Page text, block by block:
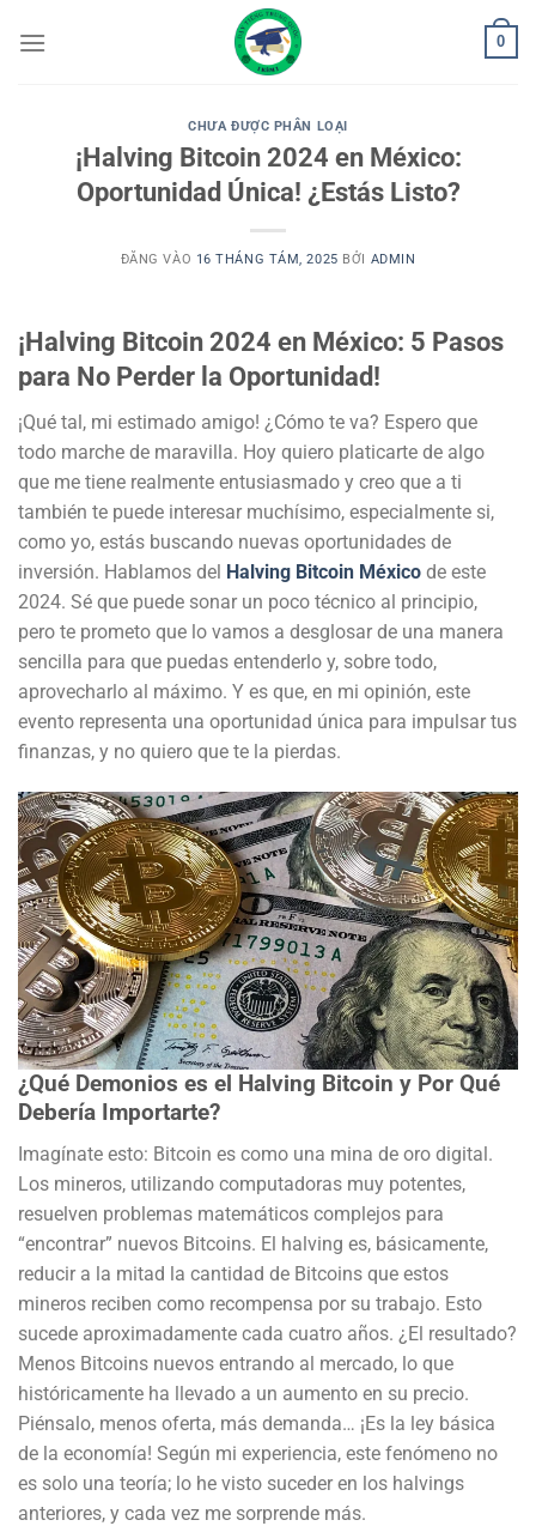
qua
0
CHƯA ĐƯỢC PHÂN LOẠI
¡Halving Bitcoin 2024 en México:
Oportunidad Única! ¿Estás Listo?
ĐĂNG VÀO 16 THÁNG TÁM, 2025 BỞI ADMIN
¡Halving Bitcoin 2024 en México: 5 Pasos
para No Perder la Oportunidad!
¡Qué tal, mi estimado amigo! ¿Cómo te va? Espero que
todo marche de maravilla. Hoy quiero platicarte de algo
que me tiene realmente entusiasmado y creo que a ti
también te puede interesar muchísimo, especialmente si,
como yo, estás buscando nuevas oportunidades de
inversión. Hablamos del Halving Bitcoin México de este
2024. Sé que puede sonar un poco técnico al principio,
pero te prometo que lo vamos a desglosar de una manera
sencilla para que puedas entenderlo y, sobre todo,
aprovecharlo al máximo. Y es que, en mi opinión, este
evento representa una oportunidad única para impulsar tus
finanzas, y no quiero que te la pierdas.
¿Qué Demonios es el Halving Bitcoin y Por Qué
Debería Importarte?
Imagínate esto: Bitcoin es como una mina de oro digital.
Los mineros, utilizando computadoras muy potentes,
resuelven problemas matemáticos complejos para
“encontrar” nuevos Bitcoins. El halving es, básicamente,
reducir a la mitad la cantidad de Bitcoins que estos
mineros reciben como recompensa por su trabajo. Esto
sucede aproximadamente cada cuatro años. ¿El resultado?
Menos Bitcoins nuevos entrando al mercado, lo que
históricamente ha llevado a un aumento en su precio.
Piénsalo, menos oferta, más demanda… ¡Es la ley básica
de la economía! Según mi experiencia, este fenómeno no
es solo una teoría; lo he visto suceder en los halvings
anteriores, y cada vez me sorprende más.